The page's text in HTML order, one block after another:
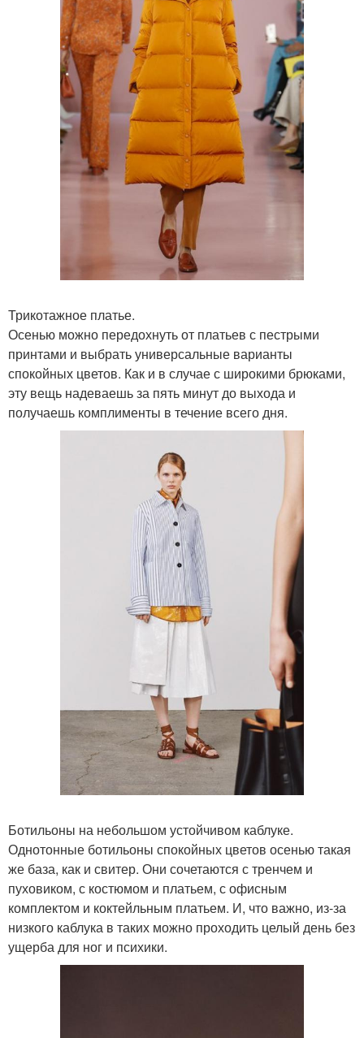
Трикотажное платье.
Осенью можно передохнуть от платьев с пестрыми
принтами и выбрать универсальные варианты
спокойных цветов. Как и в случае с широкими брюками,
эту вещь надеваешь за пять минут до выхода и
получаешь комплименты в течение всего дня.
Ботильоны на небольшом устойчивом каблуке.
Однотонные ботильоны спокойных цветов осенью такая
же база, как и свитер. Они сочетаются с тренчем и
пуховиком, с костюмом и платьем, с офисным
комплектом и коктейльным платьем. И, что важно, из-за
низкого каблука в таких можно проходить целый день без
ущерба для ног и психики.